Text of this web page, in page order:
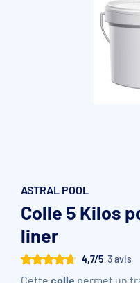
Accessoires et pièces
Pompe de filtration à
ASTRAL POOL
Colle 5 Kilos
liner
4,7/5 3 avis
Cette colle permet un